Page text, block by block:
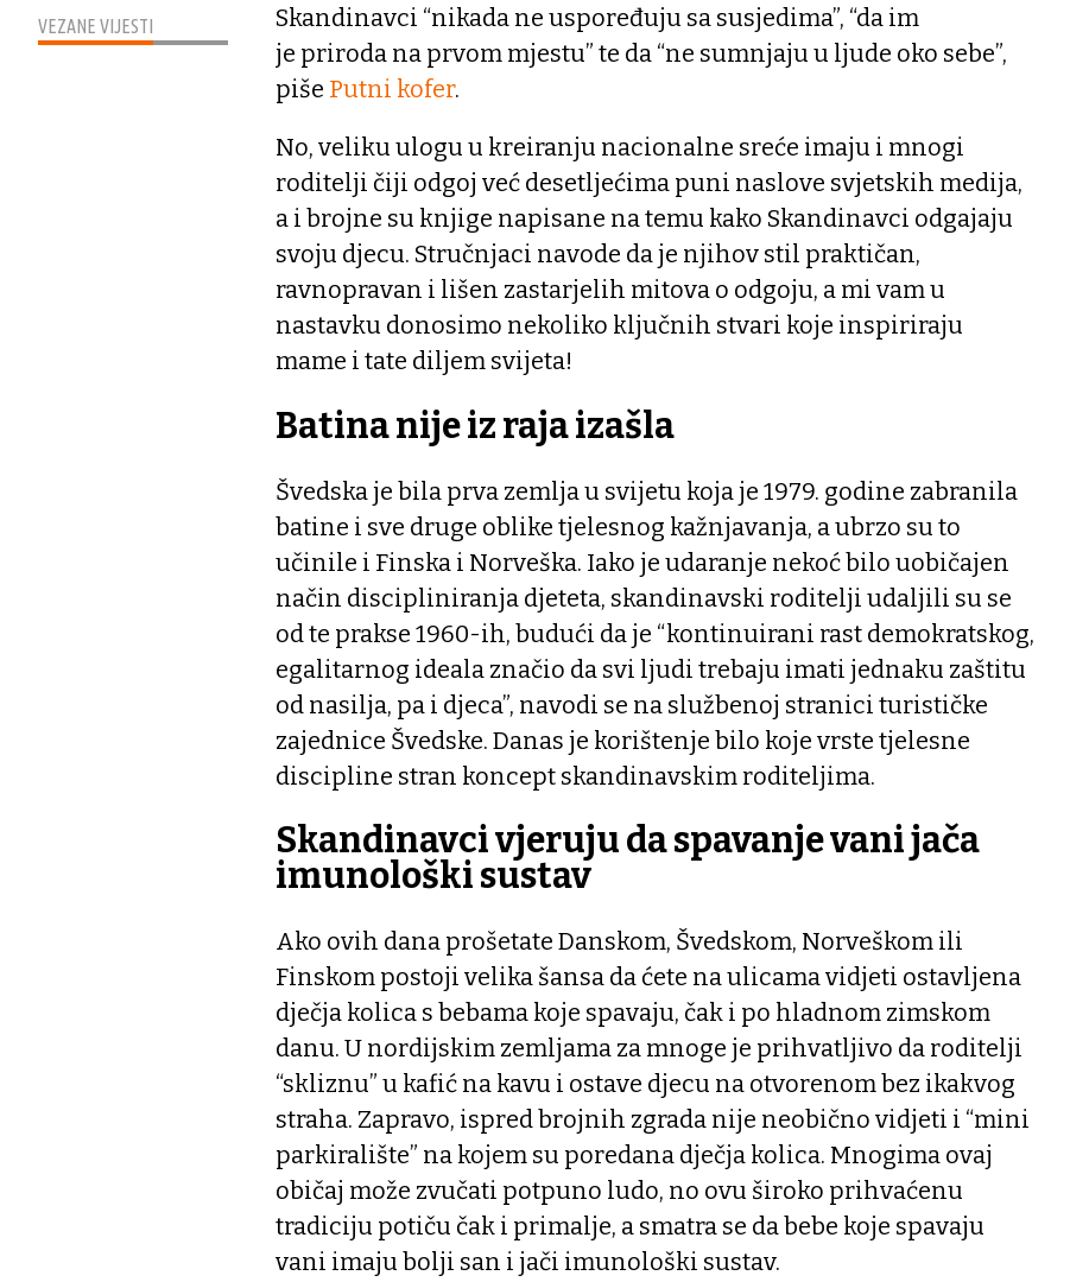
VEZANE VIJESTI
Skandinavci “nikada ne uspoređuju sa susjedima”, “da im
je priroda na prvom mjestu” te da “ne sumnjaju u ljude oko sebe”,
piše Putni kofer.
No, veliku ulogu u kreiranju nacionalne sreće imaju i mnogi
roditelji čiji odgoj već desetljećima puni naslove svjetskih medija,
a i brojne su knjige napisane na temu kako Skandinavci odgajaju
svoju djecu. Stručnjaci navode da je njihov stil praktičan,
ravnopravan i lišen zastarjelih mitova o odgoju, a mi vam u
nastavku donosimo nekoliko ključnih stvari koje inspiriraju
mame i tate diljem svijeta!
Batina nije iz raja izašla
Švedska je bila prva zemlja u svijetu koja je 1979. godine zabranila
batine i sve druge oblike tjelesnog kažnjavanja, a ubrzo su to
učinile i Finska i Norveška. Iako je udaranje nekoć bilo uobičajen
način discipliniranja djeteta, skandinavski roditelji udaljili su se
od te prakse 1960-ih, budući da je “kontinuirani rast demokratskog,
egalitarnog ideala značio da svi ljudi trebaju imati jednaku zaštitu
od nasilja, pa i djeca”, navodi se na službenoj stranici turističke
zajednice Švedske. Danas je korištenje bilo koje vrste tjelesne
discipline stran koncept skandinavskim roditeljima.
Skandinavci vjeruju da spavanje vani jača
imunološki sustav
Ako ovih dana prošetate Danskom, Švedskom, Norveškom ili
Finskom postoji velika šansa da ćete na ulicama vidjeti ostavljena
dječja kolica s bebama koje spavaju, čak i po hladnom zimskom
danu. U nordijskim zemljama za mnoge je prihvatljivo da roditelji
“skliznu” u kafić na kavu i ostave djecu na otvorenom bez ikakvog
straha. Zapravo, ispred brojnih zgrada nije neobično vidjeti i “mini
parkiralište” na kojem su poredana dječja kolica. Mnogima ovaj
običaj može zvučati potpuno ludo, no ovu široko prihvaćenu
tradiciju potiču čak i primalje, a smatra se da bebe koje spavaju
vani imaju bolji san i jači imunološki sustav.